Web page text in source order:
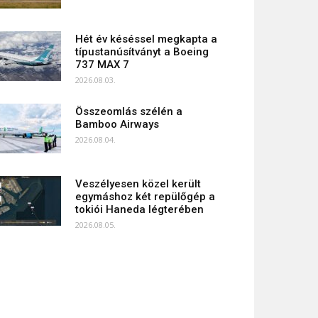
Hét év késéssel megkapta a
típustanúsítványt a Boeing
737 MAX 7
2026.08.03.
Összeomlás szélén a
Bamboo Airways
2026.08.04.
Veszélyesen közel került
egymáshoz két repülőgép a
tokiói Haneda légterében
2026.08.05.